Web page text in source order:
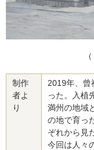
制作
者よ
り
2019年、曾
った。入植
満州の地域
の地で育っ
ぞれから見
今回は人々